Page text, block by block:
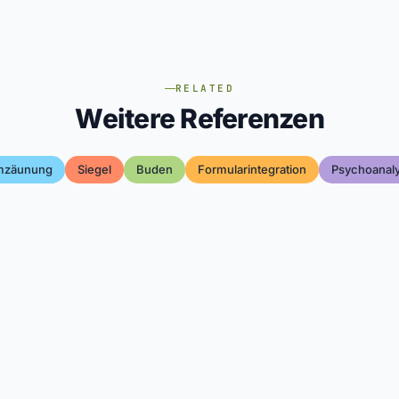
RELATED
Weitere Referenzen
Siegel Buden Formularintegration